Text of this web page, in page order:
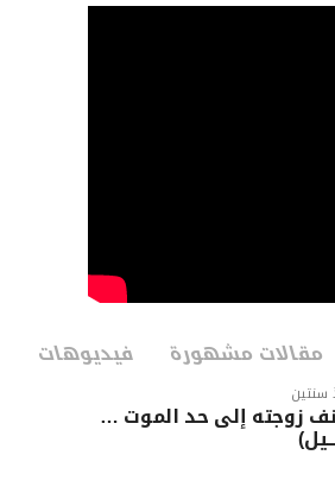
مقالات مشهورة فيديوهات
سنتين
زوجته إلى حد الموت …